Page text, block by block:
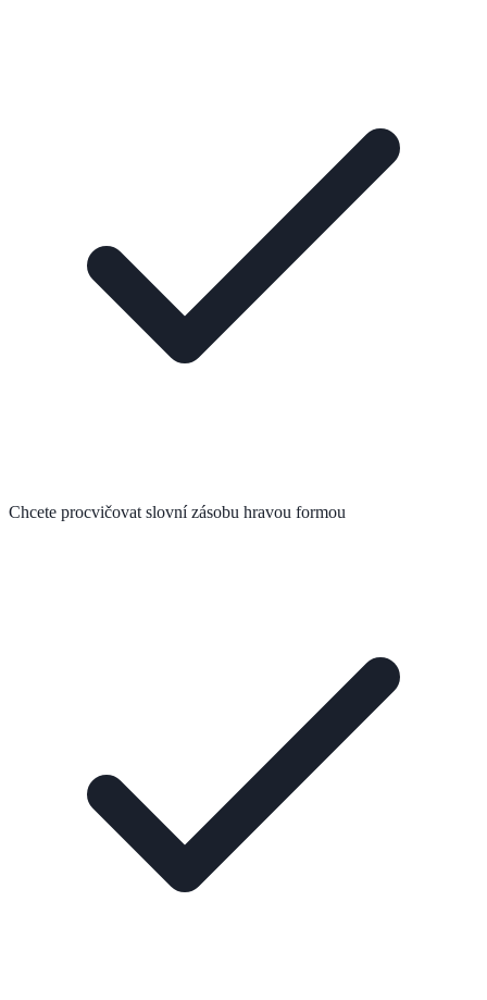
Chcete procvičovat slovní zásobu hravou formou